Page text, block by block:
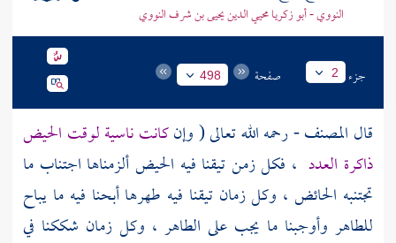
النووي - أبو زكريا محيي الدين يحيى بن شرف النووي
جزء 2 صفحة 498
قال المصنف- رحمه الله تعالى ( وإنكانت ناسية لوقت الحيض
ذاكرة العدد ، فكل زمن تيقنا فيه الحيض ألزمناها اجتناب ما
تجتنبه الحائض ، وكل زمان تيقنا فيه طهرها أبحنا فيه ما يباح
للطاهر وأوجبنا ما يجب على الطاهر ، وكل زمان شككنا في